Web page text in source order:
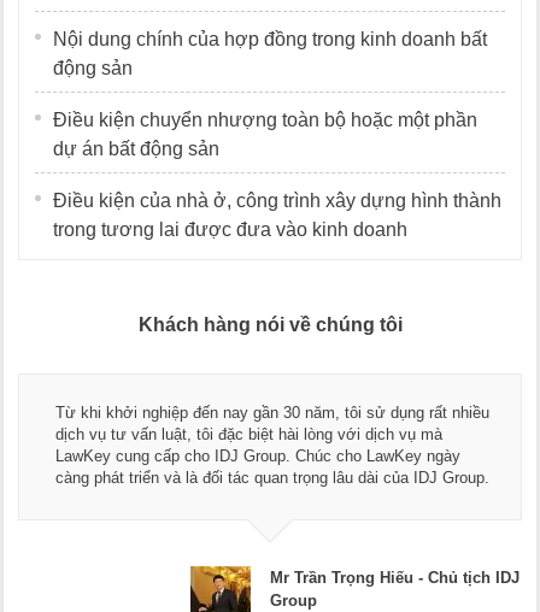
Nội dung chính của hợp đồng trong kinh doanh bất
động sản
Điều kiện chuyển nhượng toàn bộ hoặc một phần
dự án bất động sản
Điều kiện của nhà ở, công trình xây dựng hình thành
trong tương lai được đưa vào kinh doanh
Khách hàng nói về chúng tôi
Từ khi khởi nghiệp đến nay gần 30 năm, tôi sử dụng rất nhiều
dịch vụ tư vấn luật, tôi đặc biệt hài lòng với dịch vụ mà
LawKey cung cấp cho IDJ Group. Chúc cho LawKey ngày
càng phát triển và là đối tác quan trọng lâu dài của IDJ Group.
Mr Trần Trọng Hiếu - Chủ tịch IDJ
Group